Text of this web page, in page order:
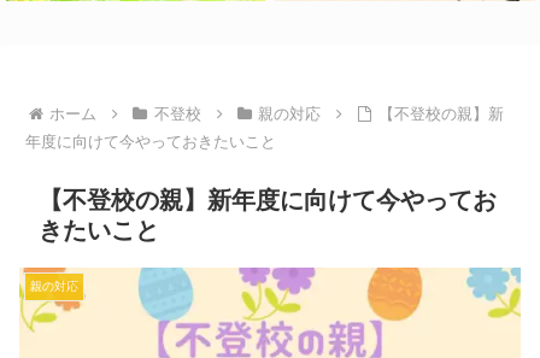
ホーム 不登校 親の対応
【不登校の親】新
年度に向けて今やっておきたいこと
【不登校の親】新年度に向けて今やってお
きたいこと
親の対応